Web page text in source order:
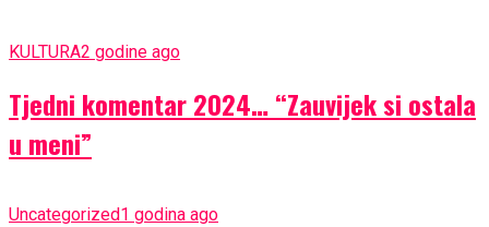
KULTURA2 godine ago
Tjedni komentar 2024… “Zauvijek si ostala
u meni”
Uncategorized1 godina ago